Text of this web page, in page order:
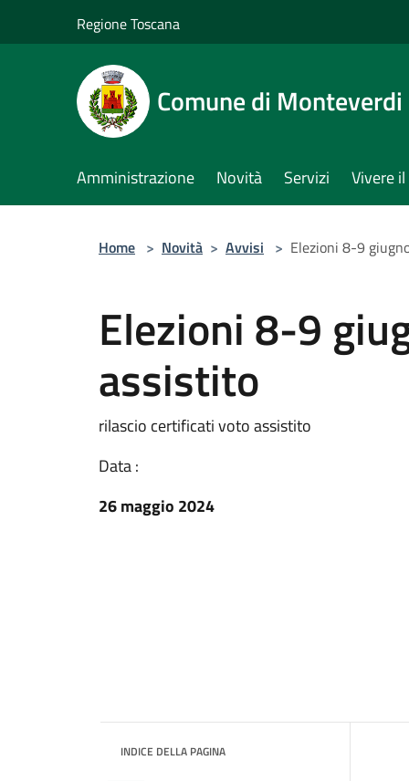
Regione Toscana
Comune di
Amministrazione Novità Servizi Vivere
Home > Novità > Avvisi > Elezioni 8-9
Elezioni 8-9
assistito
rilascio certificati voto assistito
Data :
26 maggio 2024
INDICE DELLA PAGINA